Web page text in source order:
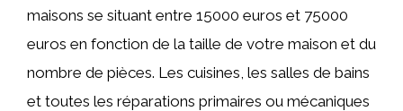
maisons se situant entre 15000 euros et 75000
euros en fonction de la taille de votre maison et du
nombre de pièces. Les cuisines, les salles de bains
et toutes les réparations primaires ou mécaniques